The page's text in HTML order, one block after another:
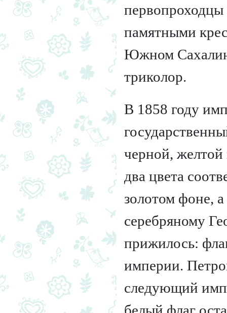
первопроходцы
памятными
Южном
триколор.
В 1858 году
черной,
два цвета
золотом фоне,
серебряному
прижилось:
империи.
следующий